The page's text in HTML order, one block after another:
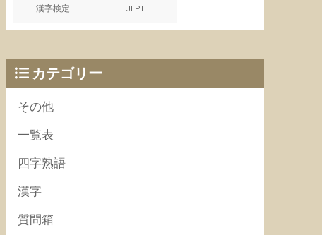
漢字検定 JLPT
カテゴリー
その他
一覧表
四字熟語
漢字
質問箱